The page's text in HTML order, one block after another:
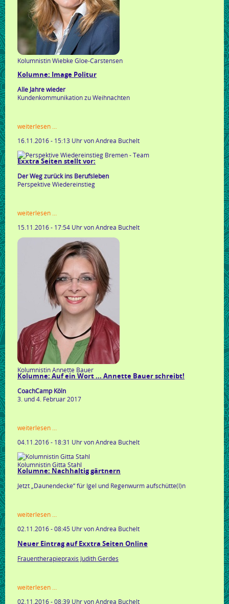
Kolumnistin Wiebke Gloe-Carstensen
Kolumne: Image Politur
Alle Jahre wieder
Kundenkommunikation zu Weihnachten
weiterlesen …
politur
16.11.2016 - 15:13 Uhrvon Andrea Buchelt
Exxtra Seiten stellt vor:
Der Weg zurück ins Berufsleben
Perspektive Wiedereinstieg
weiterlesen …
stellt
vor:
15.11.2016 - 17:54 Uhrvon Andrea Buchelt
Kolumnistin Annette Bauer
Kolumne: Auf ein Wort ... Annette Bauer schreibt!
CoachCamp Köln
3. und 4. Februar 2017
weiterlesen …
ein
...
annette
bauer
schreibt!
04.11.2016 - 18:31 Uhrvon Andrea Buchelt
Kolumnistin Gitta Stahl
Kolumne: Nachhaltig gärtnern
Jetzt „Daunendecke“ für Igel und Regenwurm aufschütte(l)n
weiterlesen …
gärtnern
02.11.2016 - 08:45 Uhrvon Andrea Buchelt
Neuer Eintrag auf Exxtra Seiten Online
Frauentherapiepraxis Judith Gerdes
weiterlesen …
02.11.2016 - 08:39 Uhrvon Andrea Buchelt